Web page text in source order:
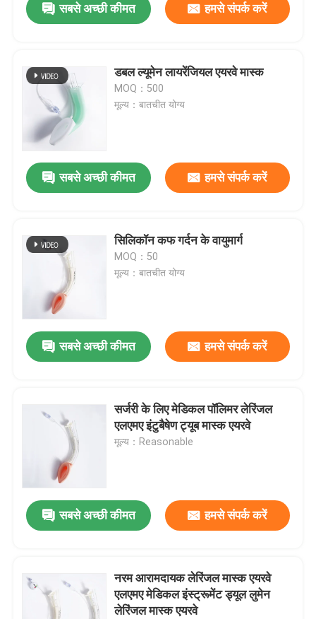
सबसे अच्छी कीमत हमसे संपर्क करें
डबल ल्यूमेन लायरेंजियल एयरवे मास्क
MOQ：500
मूल्य：बातचीत योग्य
सबसे अच्छी कीमत हमसे संपर्क करें
सिलिकॉन कफ गर्दन के वायुमार्ग
MOQ：50
मूल्य：बातचीत योग्य
सबसे अच्छी कीमत हमसे संपर्क करें
सर्जरी के लिए मेडिकल पॉलिमर लेरिंजल
एलएमए इंटुबैषेण ट्यूब मास्क एयरवे
मूल्य：Reasonable
सबसे अच्छी कीमत हमसे संपर्क करें
नरम आरामदायक लेरिंजल मास्क एयरवे
एलएमए मेडिकल इंस्ट्रूमेंट ड्यूल लुमेन
लेरिंजल मास्क एयरवे